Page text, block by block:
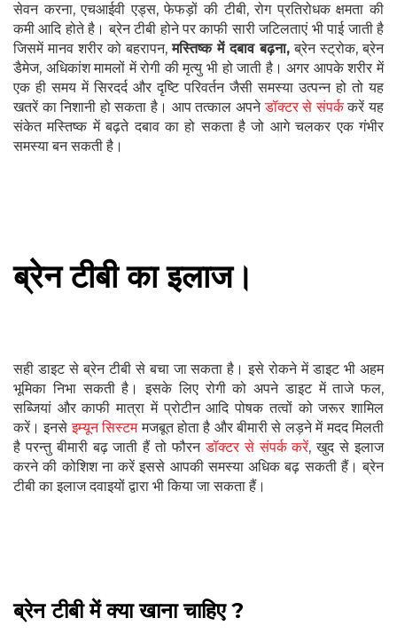
सेवन करना, एचआईवी एड्स, फेफड़ों की टीबी, रोग प्रतिरोधक क्षमता की
कमी आदि होते है। ब्रेन टीबी होने पर काफी सारी जटिलताएं भी पाई जाती है
जिसमें मानव शरीर को बहरापन,मस्तिष्क में दबाव बढ़ना, ब्रेन स्ट्रोक, ब्रेन
डैमेज, अधिकांश मामलों में रोगी की मृत्यु भी हो जाती है। अगर आपके शरीर में
एक ही समय में सिरदर्द और दृष्टि परिवर्तन जैसी समस्या उत्पन्न हो तो यह
खतरें का निशानी हो सकता है। आप तत्काल अपनेडॉक्टर से संपर्ककरें यह
संकेत मस्तिष्क में बढ़ते दबाव का हो सकता है जो आगे चलकर एक गंभीर
समस्या बन सकती है।
ब्रेन टीबी का इलाज।
सही डाइट से ब्रेन टीबी से बचा जा सकता है। इसे रोकने में डाइट भी अहम
भूमिका निभा सकती है। इसके लिए रोगी को अपने डाइट में ताजे फल,
सब्जियां और काफी मात्रा में प्रोटीन आदि पोषक तत्वों को जरूर शामिल
करें। इनसेइम्यून सिस्टममजबूत होता है और बीमारी से लड़ने में मदद मिलती
है परन्तु बीमारी बढ़ जाती हैं तो फौरनडॉक्टर से संपर्क करें, खुद से इलाज
करने की कोशिश ना करें इससे आपकी समस्या अधिक बढ़ सकती हैं। ब्रेन
टीबी का इलाज दवाइयों द्वारा भी किया जा सकता हैं।
ब्रेन टीबी में क्या खाना चाहिए ?